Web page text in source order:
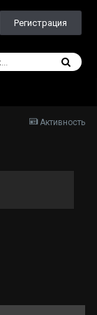
Регистрация
Активность